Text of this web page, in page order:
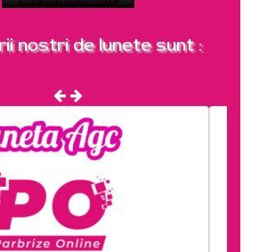
nostri de lunete sunt :